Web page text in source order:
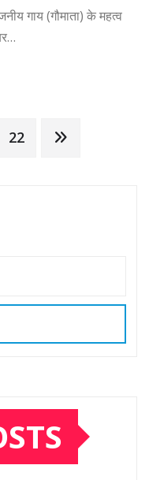
गाय (गौमाता) के महत्व
22